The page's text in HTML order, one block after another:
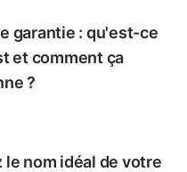
garantie : qu'est-ce
et comment ça
?
le nom idéal de votre